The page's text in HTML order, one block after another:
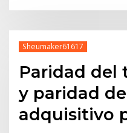
Sheumaker61617
Paridad del
y paridad
adquisitivo